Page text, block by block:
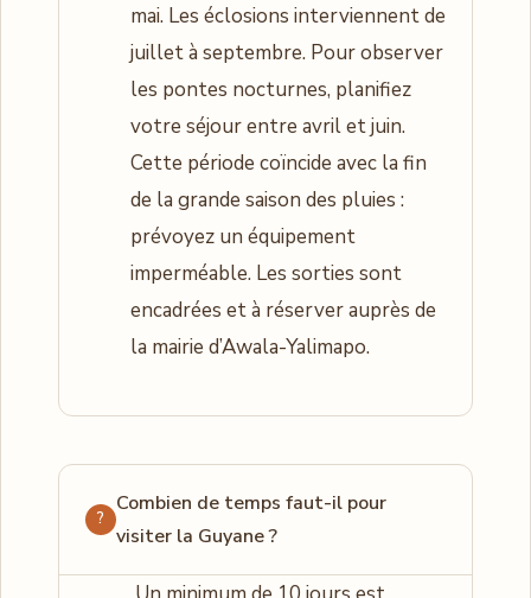
mai. Les éclosions interviennent de
juillet à septembre. Pour observer
les pontes nocturnes, planifiez
votre séjour entre avril et juin.
Cette période coïncide avec la fin
de la grande saison des pluies :
prévoyez un équipement
imperméable. Les sorties sont
encadrées et à réserver auprès de
la mairie d’Awala-Yalimapo.
Combien de temps faut-il pour
visiter la Guyane ?